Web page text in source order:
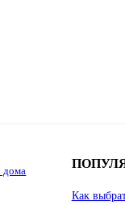
дома
Как